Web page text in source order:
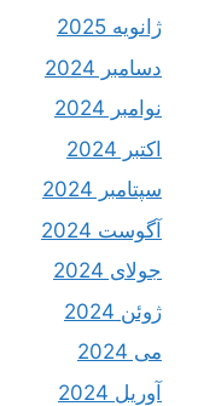
ژانویه 2025
دسامبر 2024
نوامبر 2024
اکتبر 2024
سپتامبر 2024
آگوست 2024
جولای 2024
ژوئن 2024
می 2024
آوریل 2024